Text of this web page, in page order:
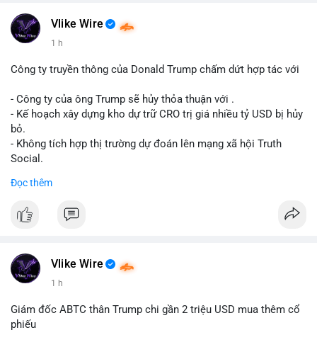
Động thái này có thể là bước chuẩn bị thanh khoản để bán ra,
hoặc tái phân bổ tài sản giữa các ví nóng nhằm tối ưu phí giao
thấy cá voi đang thăm dò thanh khoản thị trường trước khi có
Lời khuyên cho nhà đầu tư nhỏ lẻ: Theo dõi xác nhận giao dịch
và dòng tiền tiếp theo từ ví nguồn. Khối lượng này chưa đủ tạo
áp lực bán mạnh, nhưng nếu xuất hiện thêm 2-3 giao dịch
tương tự trong 24 giờ tới, khả năng cao là sóng điều chỉnh
ở vùng giá hiện tại.
#12dot1btc #786kusd
Vlike Wire
1 h
Công ty truyền thông của Donald Trump chấm dứt hợp tác với
- Công ty của ông Trump sẽ hủy thỏa thuận với .
- Kế hoạch xây dựng kho dự trữ CRO trị giá nhiều tỷ USD bị hủy
bỏ.
- Không tích hợp thị trường dự đoán lên mạng xã hội Truth
Social.
#binancesquare
$cro
📰 Nguồn: Cointelegraph
Đọc thêm
Vlike Wire
1 h
Giám đốc ABTC thân Trump chi gần 2 triệu USD mua thêm cổ
phiếu